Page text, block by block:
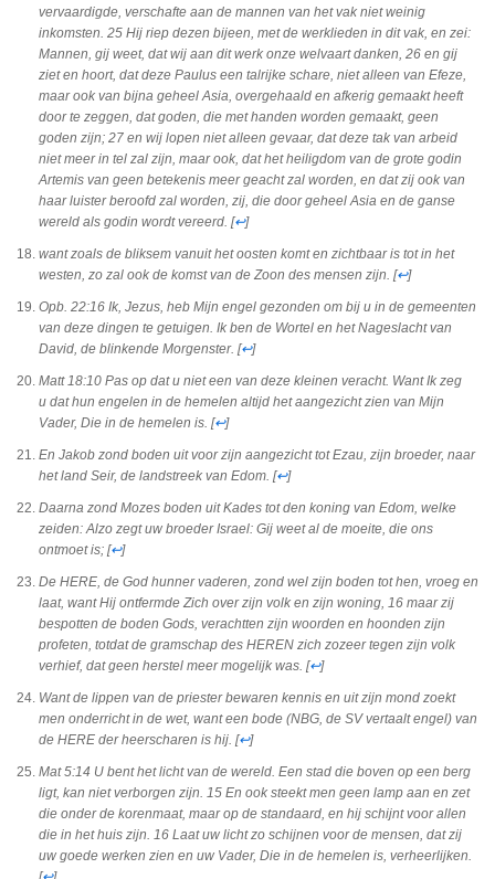
vervaardigde, verschafte aan de mannen van het vak niet weinig
inkomsten. 25 Hij riep dezen bijeen, met de werklieden in dit vak, en zei:
Mannen, gij weet, dat wij aan dit werk onze welvaart danken, 26 en gij
ziet en hoort, dat deze Paulus een talrijke schare, niet alleen van Efeze,
maar ook van bijna geheel Asia, overgehaald en afkerig gemaakt heeft
door te zeggen, dat goden, die met handen worden gemaakt, geen
goden zijn; 27 en wij lopen niet alleen gevaar, dat deze tak van arbeid
niet meer in tel zal zijn, maar ook, dat het heiligdom van de grote godin
Artemis van geen betekenis meer geacht zal worden, en dat zij ook van
haar luister beroofd zal worden, zij, die door geheel Asia en de ganse
wereld als godin wordt vereerd. [↩]
want zoals de bliksem vanuit het oosten komt en zichtbaar is tot in het
westen, zo zal ook de komst van de Zoon des mensen zijn [↩]
Opb. 22:16 Ik, Jezus, heb Mijn engel gezonden om bij u in de gemeenten
van deze dingen te getuigen. Ik ben de Wortel en het Nageslacht van
David, de blinkende Morgenster. [↩]
Matt 18:10 Pas op dat u niet een van deze kleinen veracht. Want Ik zeg
u dat hun engelen in de hemelen altijd het aangezicht zien van Mijn
Vader, Die in de hemelen is. [↩]
En Jakob zond boden uit voor zijn aangezicht tot Ezau, zijn broeder, naar
het land Seir, de landstreek van Edom. [↩]
Daarna zond Mozes boden uit Kades tot den koning van Edom, welke
zeiden: Alzo zegt uw broeder Israel: Gij weet al de moeite, die ons
ontmoet is; [↩]
De HERE, de God hunner vaderen, zond wel zijn boden tot hen, vroeg en
laat, want Hij ontfermde Zich over zijn volk en zijn woning, 16 maar zij
bespotten de boden Gods, verachtten zijn woorden en hoonden zijn
profeten, totdat de gramschap des HEREN zich zozeer tegen zijn volk
verhief, dat geen herstel meer mogelijk was. [↩]
Want de lippen van de priester bewaren kennis en uit zijn mond zoekt
men onderricht in de wet, want een bode (NBG, de SV vertaalt engel) van
de HERE der heerscharen is hij. [↩]
Mat 5:14 U bent het licht van de wereld. Een stad die boven op een berg
ligt, kan niet verborgen zijn. 15 En ook steekt men geen lamp aan en zet
die onder de korenmaat, maar op de standaard, en hij schijnt voor allen
die in het huis zijn. 16 Laat uw licht zo schijnen voor de mensen, dat zij
uw goede werken zien en uw Vader, Die in de hemelen is, verheerlijken.